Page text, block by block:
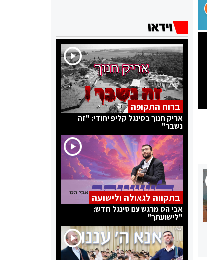
ברוח התקופה
אריק חנוך בסינגל קליפ יחודי: "זה
נשבר"
בתקווה לגאולה ולישועה
אבי הס מרגש עם סינגל חדש:
"לישועתך"